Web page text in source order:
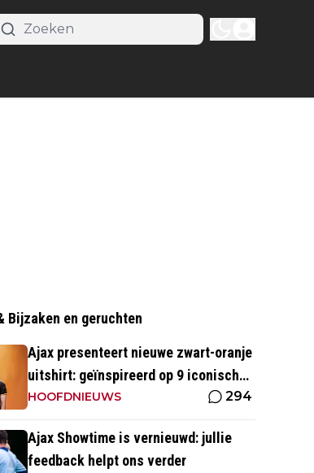
Bijzaken en geruchten
Ajax presenteert nieuwe zwart-oranje
uitshirt: geïnspireerd op 9 iconische
momenten uit clubhistorie
HOOFDNIEUWS 294
Ajax Showtime is vernieuwd: jullie
feedback helpt ons verder